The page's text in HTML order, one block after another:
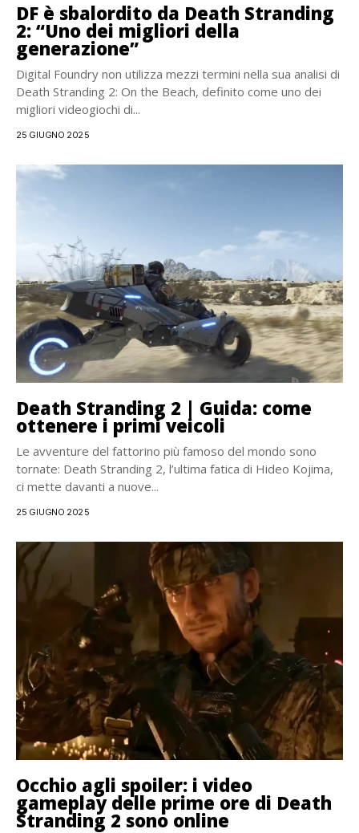
DF è sbalordito da Death Stranding
2: “Uno dei migliori della
generazione”
Digital Foundry non utilizza mezzi termini nella sua analisi di
Death Stranding 2: On the Beach, definito come uno dei
migliori videogiochi di...
25 GIUGNO 2025
Death Stranding 2 | Guida: come
ottenere i primi veicoli
Le avventure del fattorino più famoso del mondo sono
tornate: Death Stranding 2, l’ultima fatica di Hideo Kojima,
ci mette davanti a nuove...
25 GIUGNO 2025
Occhio agli spoiler: i video
gameplay delle prime ore di Death
Stranding 2 sono online